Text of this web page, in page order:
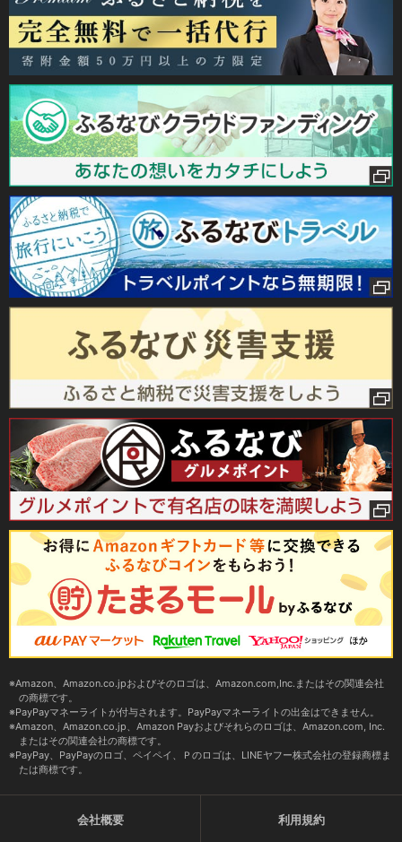
Amazon、Amazon.co.jpおよびそのロゴは、Amazon.com,Inc.またはその関連会社
の商標です。
PayPayマネーライトが付与されます。PayPayマネーライトの出金はできません。
Amazon、Amazon.co.jp、Amazon Payおよびそれらのロゴは、Amazon.com, Inc.
またはその関連会社の商標です。
PayPay、PayPayのロゴ、ペイペイ、Ｐのロゴは、LINEヤフー株式会社の登録商標ま
たは商標です。
会社概要 利用規約